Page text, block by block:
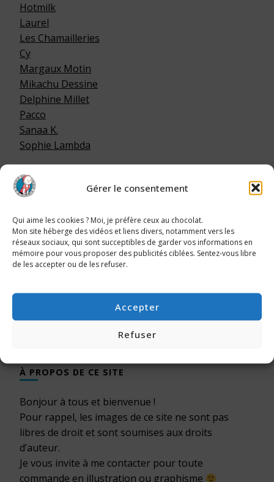
Gérer le consentement
Qui aime les cookies ? Moi, je préfère ceux au chocolat.
Mon site héberge des vidéos et liens divers, notamment vers les
réseaux sociaux, qui sont succeptibles de garder vos informations en
mémoire pour vous proposer des publicités ciblées. Sentez-vous libre
de les accepter ou de les refuser.
Accepter
Refuser
Hotmilk
Laurel
Les Chamailleries
Cy
Margaux Motin
Mikachu Dessine
Delphine Millet
Pacco
Sanaa K.
Sophie Lambda
LA FOURRURE, C’EST POUR LES ANIMAUX !
À PROPOS DE CE SITE
Bonjour à tous et bienvenue !
Pour rappel, les images de ce site ne sont pas
libres de droit et sont soumises aux droits
d’auteur.
Je vous invite à me contacter pour toute
commande en illustration ou graphisme